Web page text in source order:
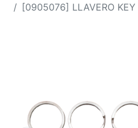
[0905076] LLAVERO